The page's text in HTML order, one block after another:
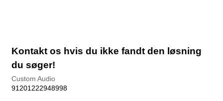
Kontakt os hvis du ikke fandt den løsning
du søger!
Custom Audio
91201222948998